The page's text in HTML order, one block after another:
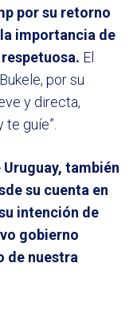
por su retorno
importancia de
El
por su
y directa,
guíe”.
también
su cuenta en
intención de
gobierno
de nuestra